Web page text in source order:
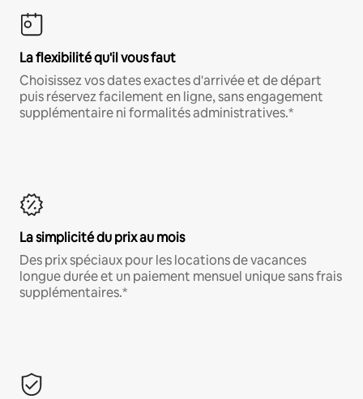
La flexibilité qu'il vous faut
Choisissez vos dates exactes d'arrivée et de départ
puis réservez facilement en ligne, sans engagement
supplémentaire ni formalités administratives.*
La simplicité du prix au mois
Des prix spéciaux pour les locations de vacances
longue durée et un paiement mensuel unique sans frais
supplémentaires.*